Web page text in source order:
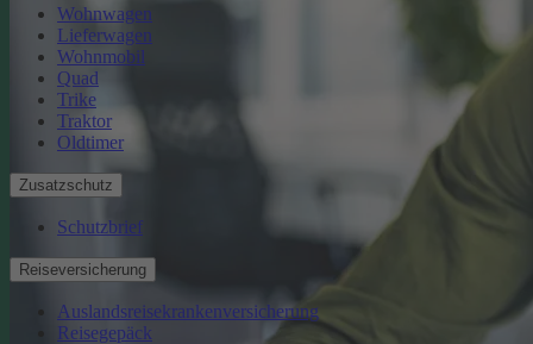
Wohnwagen
Lieferwagen
Wohnmobil
Quad
Trike
Traktor
Oldtimer
Zusatzschutz
Schutzbrief
Reiseversicherung
Auslandsreisekrankenversicherung
Reisegepäck